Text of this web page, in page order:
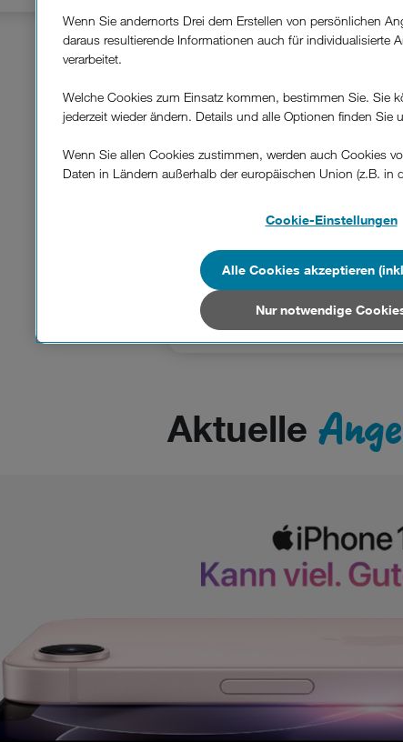
AirPods und
Drei Shops
Aktuelle
Wenn Sie andernorts Drei dem Erstellen von persönlichen
daraus resultierende Informationen auch für individualisierte
verarbeitet.
Welche Cookies zum Einsatz kommen, bestimmen Sie. Sie
jederzeit wieder ändern. Details und alle Optionen finden Sie
Wenn Sie allen Cookies zustimmen, werden auch Cookies
Daten in Ländern außerhalb der europäischen Union (z.B. in
Cookies von Unternehmen in Drittstaaten, die ein ähnliches
Europäischen Union aufweisen (z.B. Data Privacy
Wenn Sie „Nur notwendige Cookies“ wählen, dann sind für
zur Funktion dieser Website unerlässlich sind.
Cookie-Einstellungen
Nur notwendige
Alle Cookies akzeptieren